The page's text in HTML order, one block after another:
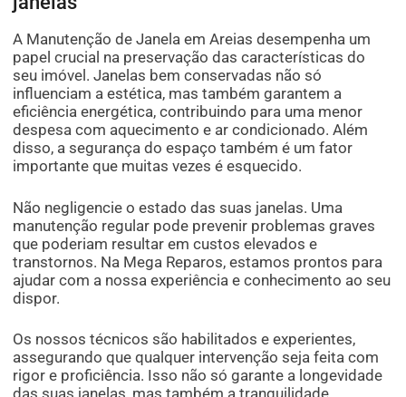
A Manutenção de Janela em Areias desempenha um
papel crucial na preservação das características do
seu imóvel. Janelas bem conservadas não só
influenciam a estética, mas também garantem a
eficiência energética, contribuindo para uma menor
despesa com aquecimento e ar condicionado. Além
disso, a segurança do espaço também é um fator
importante que muitas vezes é esquecido.
Não negligencie o estado das suas janelas. Uma
manutenção regular pode prevenir problemas graves
que poderiam resultar em custos elevados e
transtornos. Na Mega Reparos, estamos prontos para
ajudar com a nossa experiência e conhecimento ao seu
dispor.
Os nossos técnicos são habilitados e experientes,
assegurando que qualquer intervenção seja feita com
rigor e proficiência. Isso não só garante a longevidade